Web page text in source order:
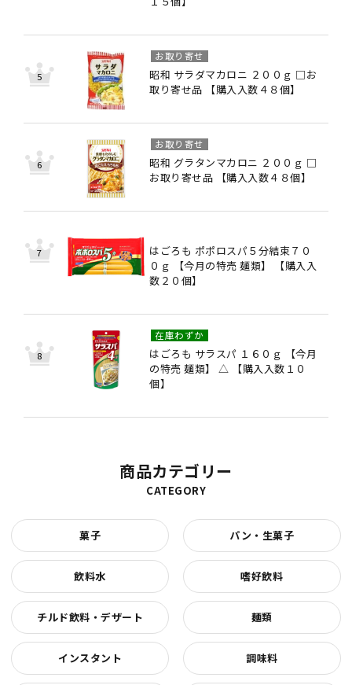
昭和 サラダマカロニ ２００ｇ □お
取り寄せ品 【購入入数４８個】
お取り寄せ
昭和 グラタンマカロニ ２００ｇ □
お取り寄せ品 【購入入数４８個】
お取り寄せ
はごろも ポポロスパ５分結束７０
０ｇ 【今月の特売 麺類】 【購入入
数２０個】
はごろも サラスパ １６０ｇ 【今月
の特売 麺類】 △ 【購入入数１０
個】
在庫わずか
商品カテゴリー
CATEGORY
菓子 パン・生菓子
飲料水 嗜好飲料
チルド飲料・デザート 麺類
インスタント 調味料